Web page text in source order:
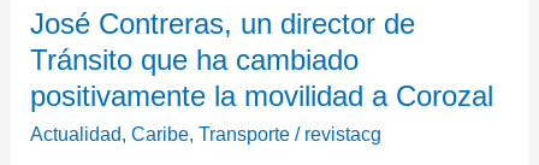
José Contreras, un director de
Tránsito que ha cambiado
positivamente la movilidad a Corozal
Actualidad,Caribe,Transporte / revistacg
Contreras,
un
director